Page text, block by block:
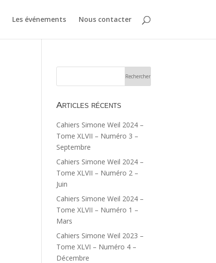
Les événements Nous contacter
Articles récents
Cahiers Simone Weil 2024 –
Tome XLVII – Numéro 3 –
Septembre
Cahiers Simone Weil 2024 –
Tome XLVII – Numéro 2 –
Juin
Cahiers Simone Weil 2024 –
Tome XLVII – Numéro 1 –
Mars
Cahiers Simone Weil 2023 –
Tome XLVI – Numéro 4 –
Décembre